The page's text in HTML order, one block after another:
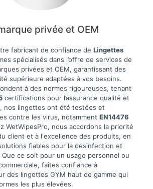
privée et OEM
fabricant de confiance de Lingettes
spécialisés dans l’offre de services de
privées et OEM, garantissant des
supérieure adaptées à vos besoins.
à des normes rigoureuses, tenant
certifications pour l’assurance qualité et
nos lingettes ont été testées et
contre les virus, notamment EN14476
WetWipesPro, nous accordons la priorité
client et à l'excellence des produits, en
fiables pour la désinfection et
Que ce soit pour un usage personnel ou
faites confiance à
des lingettes GYM haut de gamme qui
les plus élevées.